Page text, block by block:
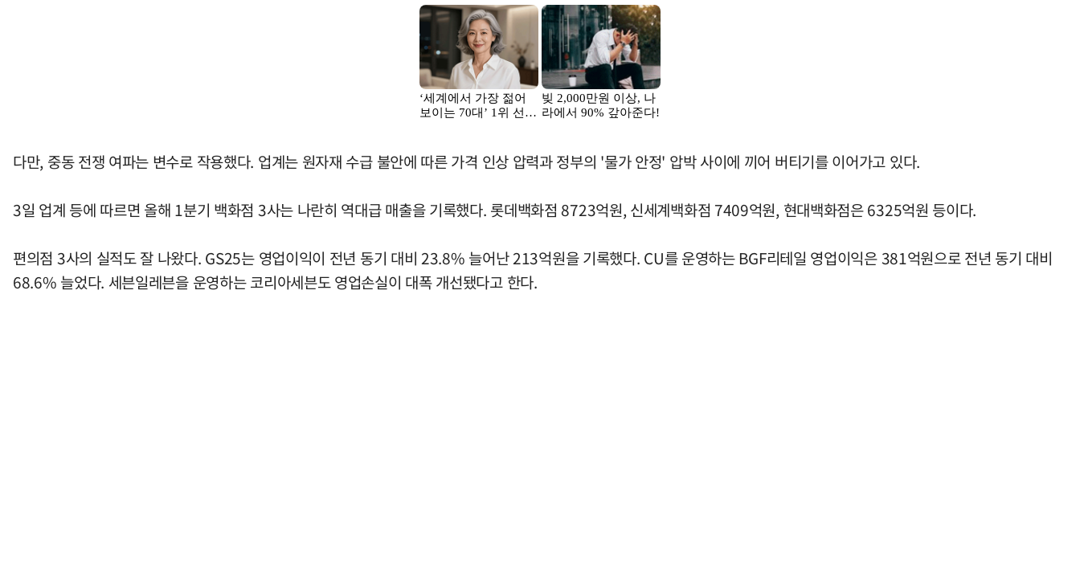
다만, 중동 전쟁 여파는 변수로 작용했다. 업계는 원자재 수급 불안에 따른 가격 인상 압력과 정부의 '물가 안정' 압박 사이에 끼어 버티기를 이어가고 있다.
3일 업계 등에 따르면 올해 1분기 백화점 3사는 나란히 역대급 매출을 기록했다. 롯데백화점 8723억원, 신세계백화점 7409억원, 현대백화점은 6325억원 등이다.
편의점 3사의 실적도 잘 나왔다. GS25는 영업이익이 전년 동기 대비 23.8% 늘어난 213억원을 기록했다. CU를 운영하는 BGF리테일 영업이익은 381억원으로 전년 동기 대비
68.6% 늘었다. 세븐일레븐을 운영하는 코리아세븐도 영업손실이 대폭 개선됐다고 한다.